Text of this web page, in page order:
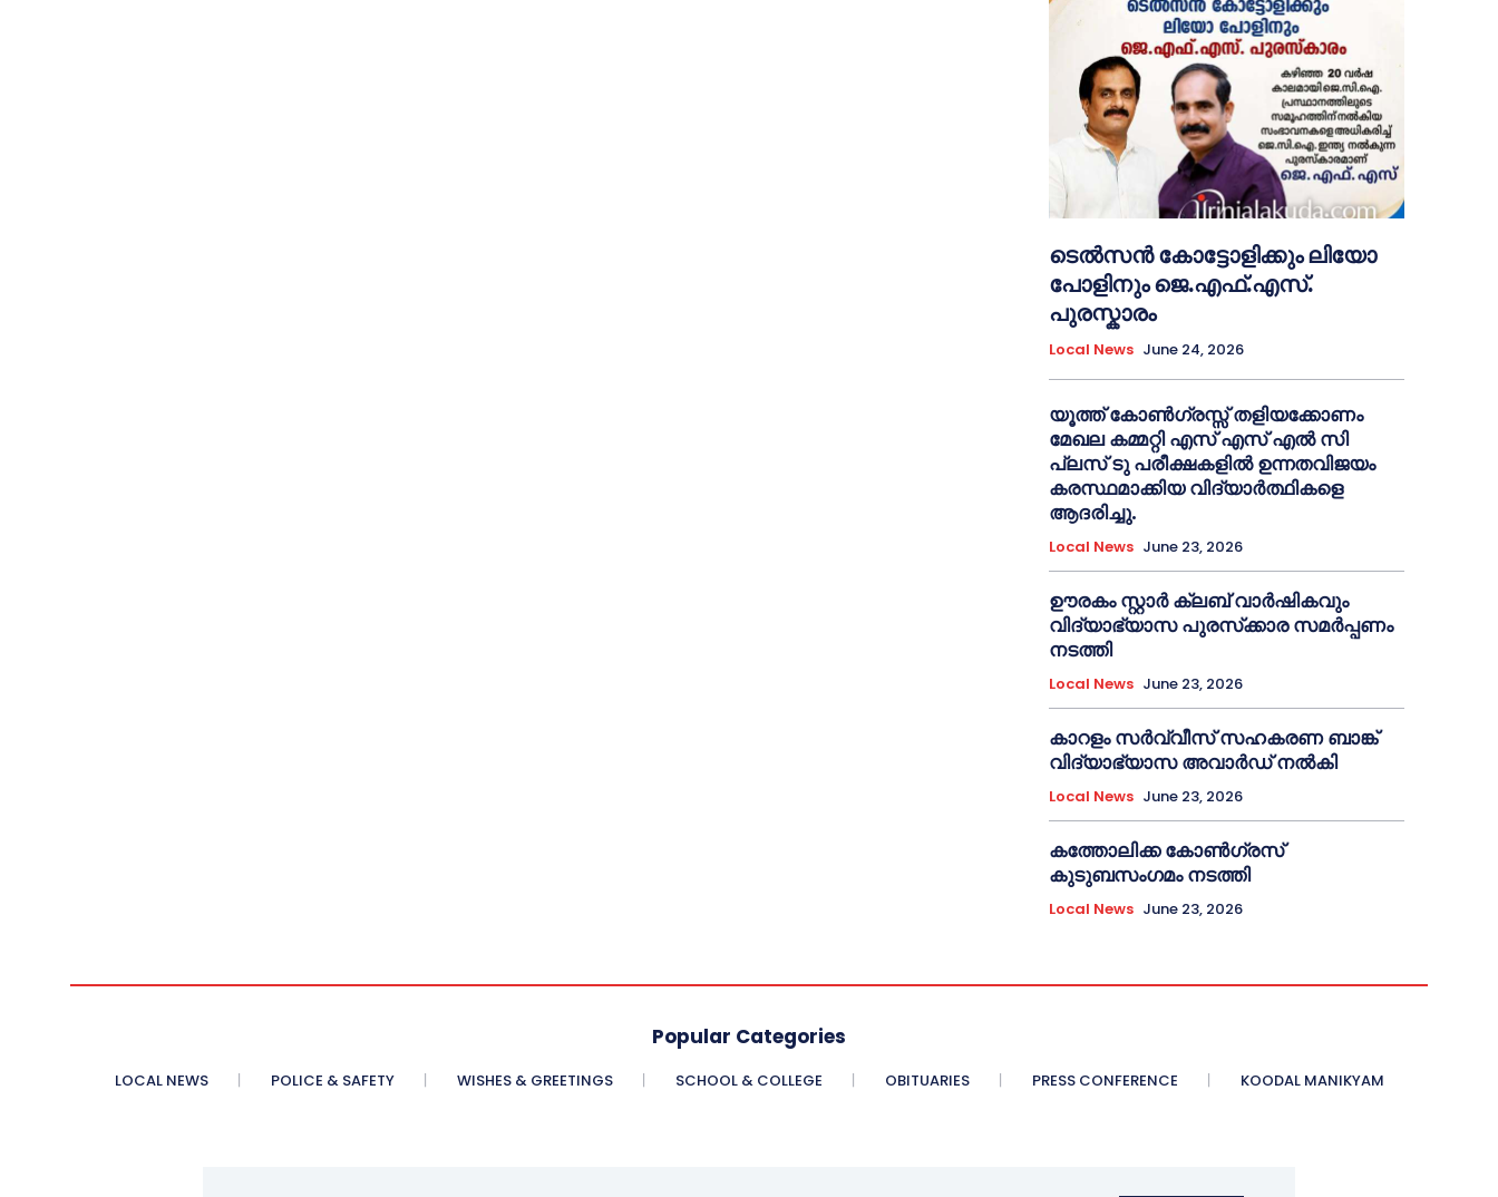
ടെൽസൻ കോട്ടോളിക്കും ലിയോ
പോളിനും ജെ.എഫ്.എസ്.
പുരസ്കാരം
Local News June 24, 2026
യൂത്ത് കോൺഗ്രസ്സ് തളിയക്കോണം
മേഖല കമ്മറ്റി എസ് എസ് എൽ സി
പ്ലസ് ടു പരീക്ഷകളിൽ ഉന്നതവിജയം
കരസ്ഥമാക്കിയ വിദ്യാർത്ഥികളെ
ആദരിച്ചു.
Local News June 23, 2026
ഊരകം സ്റ്റാർ ക്ലബ് വാർഷികവും
വിദ്യാഭ്യാസ പുരസ്‌ക്കാര സമർപ്പണം
നടത്തി
Local News June 23, 2026
കാറളം സർവ്വീസ് സഹകരണ ബാങ്ക്
വിദ്യാഭ്യാസ അവാർഡ് നൽകി
Local News June 23, 2026
കത്തോലിക്ക കോൺഗ്രസ്
കുടുബസംഗമം നടത്തി
Local News June 23, 2026
Popular Categories
LOCAL NEWS POLICE & SAFETY WISHES & GREETINGS SCHOOL & COLLEGE OBITUARIES PRESS CONFERENCE KOODAL MANIKYAM